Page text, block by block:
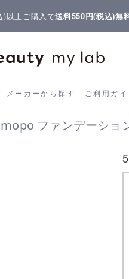
)以上ご購入で送料550円(税込)無
メーカーから探す ご利用ガイ
す メーカーから探す ご利用
ファンデーショ